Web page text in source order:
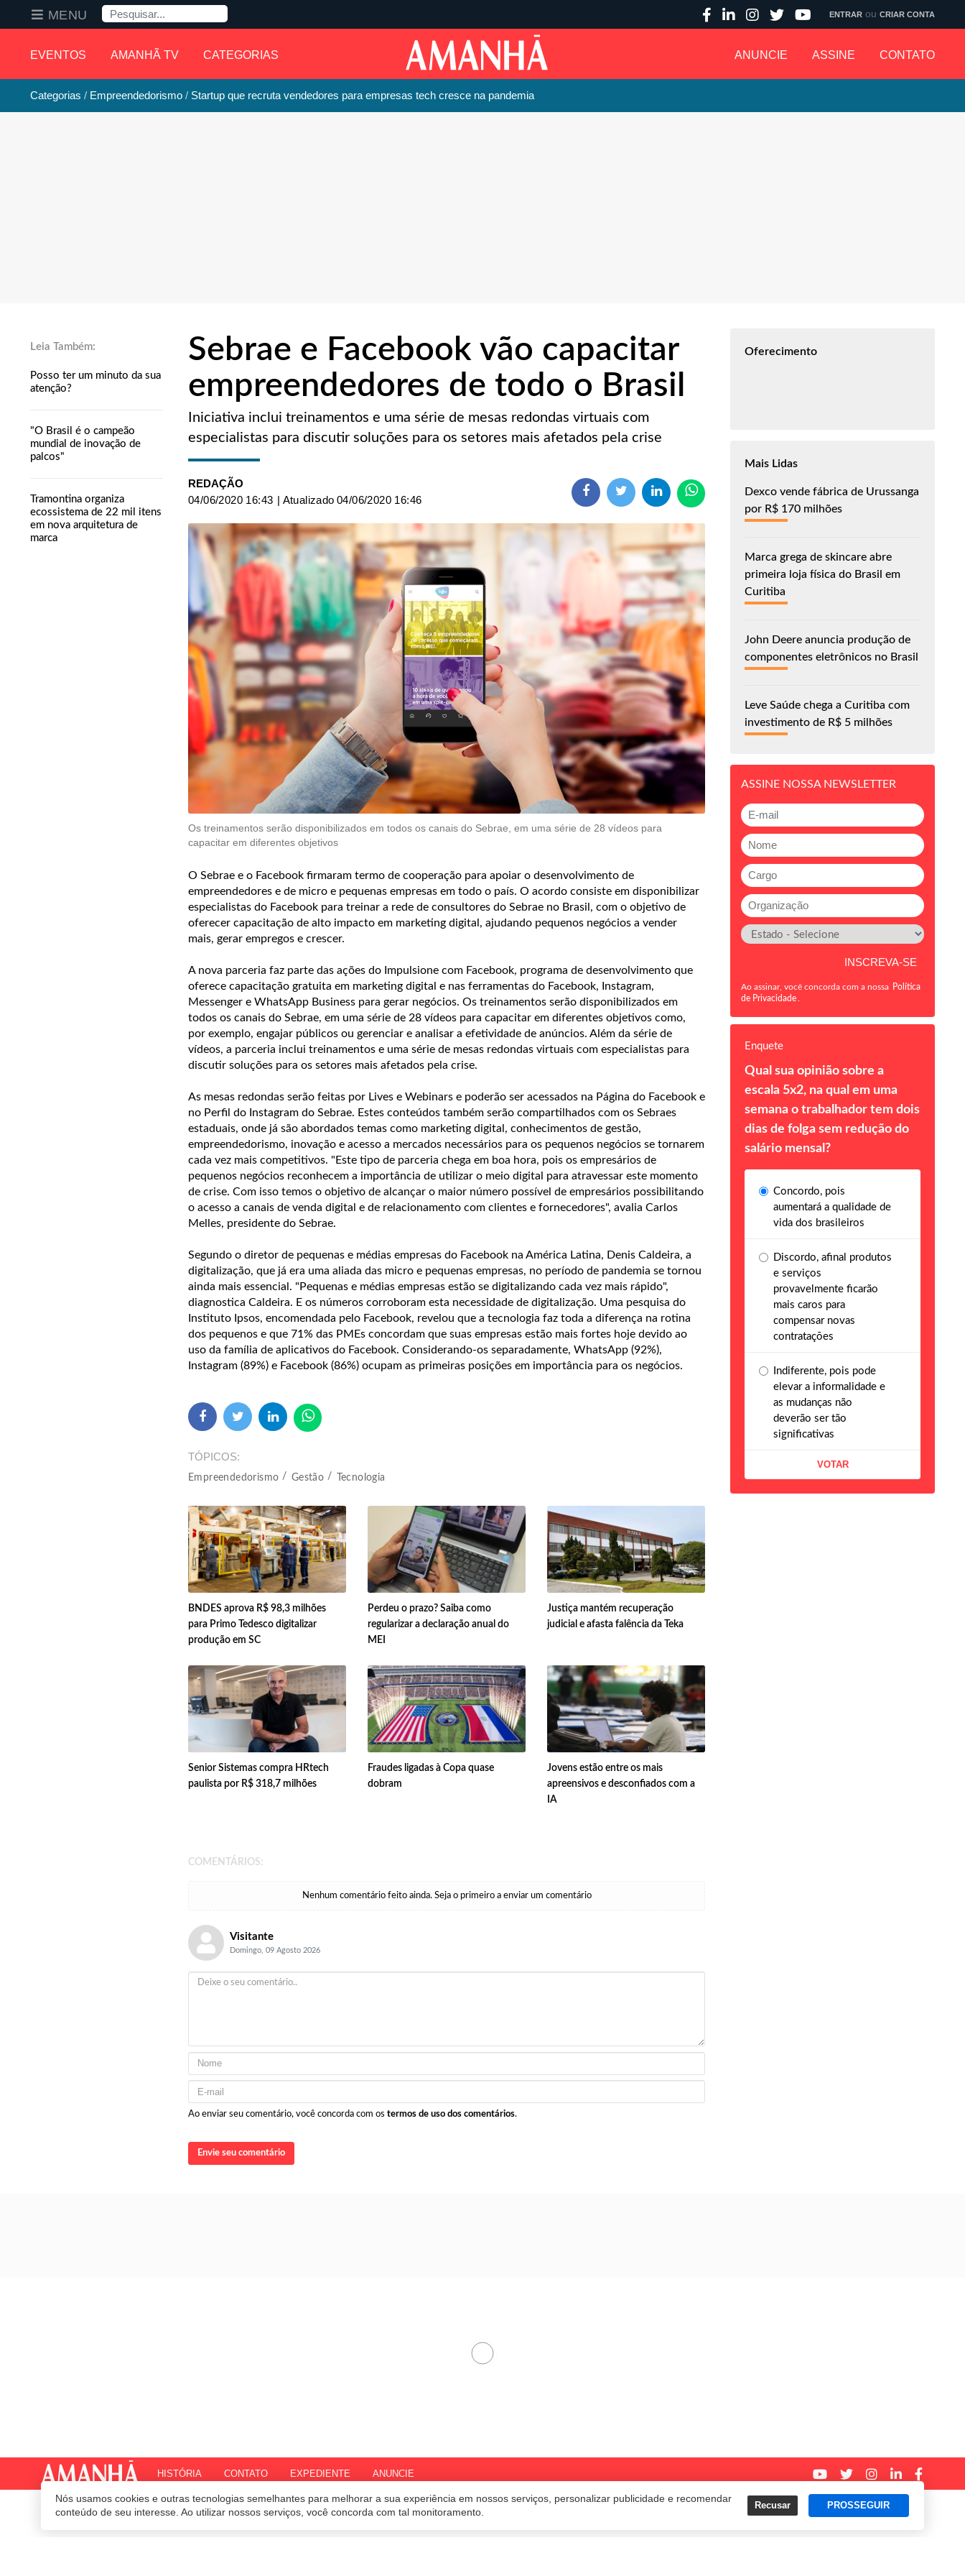
EVENTOS AMANHÃ TV CATEGORIAS ANUNCIE ASSINE CONTATO
MENU Pesquisa ENTRAR ou CRIAR CONTA
Nós usamos cookies e outras tecnologias semelhantes para melhorar a sua experiência em nossos serviços, personalizar publicidade e recomendar
conteúdo de seu interesse. Ao utilizar nossos serviços, você concorda com tal monitoramento.
Recusar PROSSEGUIR
Categorias Empreendedorismo Startup que recruta vendedores para empresas tech cresce na pandemia
Posso ter um minuto da sua
atenção?
"O Brasil é o campeão
mundial de inovação de
palcos"
Tramontina organiza
ecossistema de 22 mil itens
em nova arquitetura de
marca
Sebrae e Facebook vão capacitar
empreendedores de todo o Brasil
Iniciativa inclui treinamentos e uma série de mesas redondas virtuais com
especialistas para discutir soluções para os setores mais afetados pela crise
REDAÇÃO
04/06/2020 16:43 | Atualizado 04/06/2020 16:46
Os treinamentos serão disponibilizados em todos os canais do Sebrae, em uma série de 28 vídeos para
capacitar em diferentes objetivos
O Sebrae e o Facebook firmaram termo de cooperação para apoiar o desenvolvimento de
empreendedores e de micro e pequenas empresas em todo o país. O acordo consiste em disponibilizar
especialistas do Facebook para treinar a rede de consultores do Sebrae no Brasil, com o objetivo de
oferecer capacitação de alto impacto em marketing digital, ajudando pequenos negócios a vender
mais, gerar empregos e crescer.
A nova parceria faz parte das ações do Impulsione com Facebook, programa de desenvolvimento que
oferece capacitação gratuita em marketing digital e nas ferramentas do Facebook, Instagram,
Messenger e WhatsApp Business para gerar negócios. Os treinamentos serão disponibilizados em
todos os canais do Sebrae, em uma série de 28 vídeos para capacitar em diferentes objetivos como,
por exemplo, engajar públicos ou gerenciar e analisar a efetividade de anúncios. Além da série de
vídeos, a parceria inclui treinamentos e uma série de mesas redondas virtuais com especialistas para
discutir soluções para os setores mais afetados pela crise.
As mesas redondas serão feitas por Lives e Webinars e poderão ser acessados na Página do Facebook e
no Perfil do Instagram do Sebrae. Estes conteúdos também serão compartilhados com os Sebraes
estaduais, onde já são abordados temas como marketing digital, conhecimentos de gestão,
empreendedorismo, inovação e acesso a mercados necessários para os pequenos negócios se tornarem
cada vez mais competitivos. "Este tipo de parceria chega em boa hora, pois os empresários de
pequenos negócios reconhecem a importância de utilizar o meio digital para atravessar este momento
de crise. Com isso temos o objetivo de alcançar o maior número possível de empresários possibilitando
o acesso a canais de venda digital e de relacionamento com clientes e fornecedores", avalia Carlos
Melles, presidente do Sebrae.
Segundo o diretor de pequenas e médias empresas do Facebook na América Latina, Denis Caldeira, a
digitalização, que já era uma aliada das micro e pequenas empresas, no período de pandemia se tornou
ainda mais essencial. "Pequenas e médias empresas estão se digitalizando cada vez mais rápido",
diagnostica Caldeira. E os números corroboram esta necessidade de digitalização. Uma pesquisa do
Instituto Ipsos, encomendada pelo Facebook, revelou que a tecnologia faz toda a diferença na rotina
dos pequenos e que 71% das PMEs concordam que suas empresas estão mais fortes hoje devido ao
uso da família de aplicativos do Facebook. Considerando-os separadamente, WhatsApp (92%),
Instagram (89%) e Facebook (86%) ocupam as primeiras posições em importância para os negócios.
TÓPICOS
Empreendedorismo Gestão Tecnologia
BNDES aprova R$ 98,3 milhões
para Primo Tedesco digitalizar
produção em SC
Perdeu o prazo? Saiba como
regularizar a declaração anual do
MEI
Justiça mantém recuperação
judicial e afasta falência da Teka
Senior Sistemas compra HRtech
paulista por R$ 318,7 milhões
Fraudes ligadas à Copa quase
dobram
Jovens estão entre os mais
apreensivos e desconfiados com a
IA
COMENTÁRIOS:
Nenhum comentário feito ainda. Seja o primeiro a enviar um comentário
Visitante
Domingo, 09 Agosto 2026
Ao enviar seu comentário, você concorda com os termos de uso dos comentários.
Envie seu comentário
Oferecimento
Mais Lidas
Dexco vende fábrica de Urussanga
por R$ 170 milhões
Marca grega de skincare abre
primeira loja física do Brasil em
Curitiba
John Deere anuncia produção de
componentes eletrônicos no Brasil
Leve Saúde chega a Curitiba com
investimento de R$ 5 milhões
ASSINE NOSSA NEWSLETTER
Ao assinar, você concorda com a nossa Política
de Privacidade
Enquete
Qual sua opinião sobre a
escala 5x2, na qual em uma
semana o trabalhador tem dois
dias de folga sem redução do
salário mensal?
Concordo, pois
aumentará a qualidade de
vida dos brasileiros
Discordo, afinal produtos
e serviços
provavelmente ficarão
mais caros para
compensar novas
contratações
Indiferente, pois pode
elevar a informalidade e
as mudanças não
deverão ser tão
significativas
HISTÓRIA CONTATO EXPEDIENTE ANUNCIE
© 2020 Revista Amanhã. Todos os direitos reservados.Desenvolvido por Termos e Políticas de Uso Privacidade